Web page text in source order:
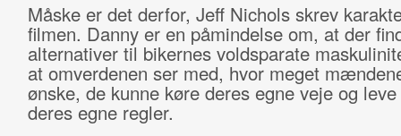
Måske er det derfor, Jeff Nichols skrev
filmen. Danny er en påmindelse om, at der
alternativer til bikernes voldsparate
at omverdenen ser med, hvor meget
ønske, de kunne køre deres egne veje og
deres egne regler.